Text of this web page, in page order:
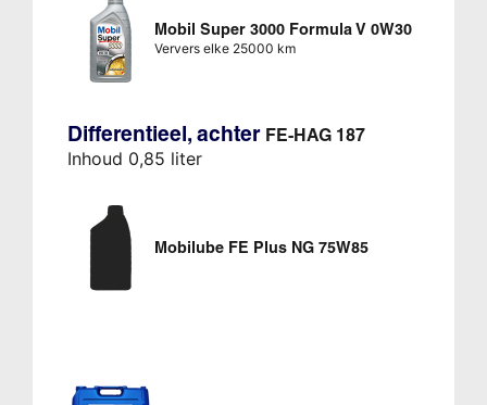
Mobil Super 3000 Formula V 0W30
Ververs elke 25000 km
Differentieel, achter FE-HAG 187
Inhoud 0,85 liter
Mobilube FE Plus NG 75W85